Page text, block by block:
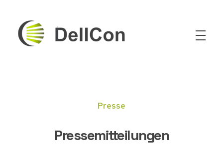
Presse
Pressemitteilungen